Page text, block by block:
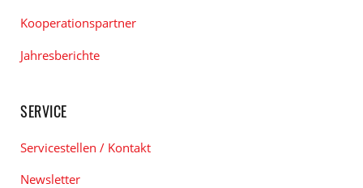
Kooperationspartner
Jahresberichte
SERVICE
Servicestellen / Kontakt
Newsletter